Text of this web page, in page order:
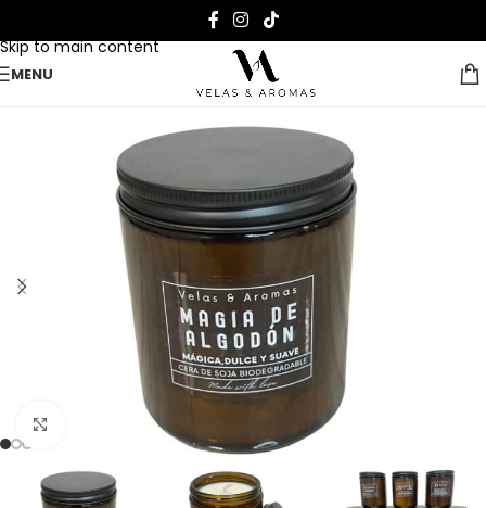
Skip to main content
MENU
Clique para ampliar